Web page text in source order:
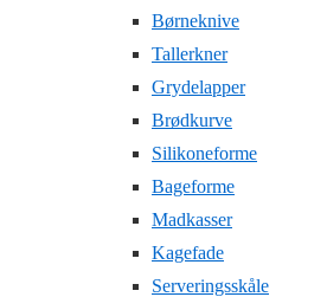
Børneknive
Tallerkner
Grydelapper
Brødkurve
Silikoneforme
Bageforme
Madkasser
Kagefade
Serveringsskåle